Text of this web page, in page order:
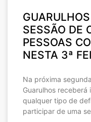
SESSÃO DE
PESSOAS
NESTA 3ª
Na próxima
Guarulhos receberá
qualquer tipo de
participar de uma